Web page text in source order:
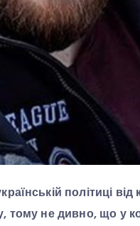
політиці
тому не дивно, що у